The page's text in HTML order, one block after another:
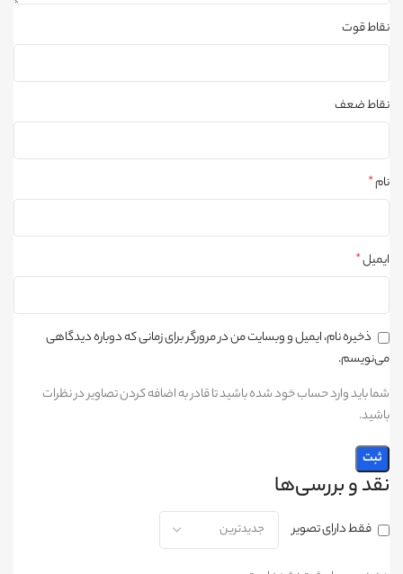
نقد و بررسی‌ها
فقط دارای تصویر
نقاط قوت
نقاط ضعف
نام*
ایمیل*
ذخیره نام، ایمیل و وبسایت من در مرورگر برای زمانی که دوباره دیدگاهی
می‌نویسم.
شما باید وارد حساب خود شده باشید تا قادر به اضافه کردن تصاویر در نظرات
باشید.